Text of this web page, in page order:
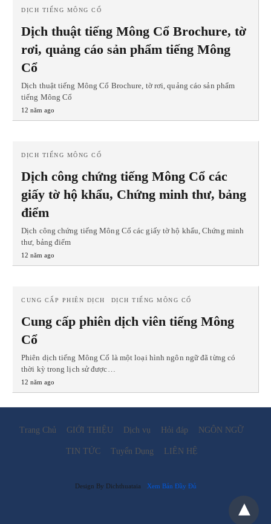
DỊCH TIẾNG MÔNG CỔ
Dịch thuật tiếng Mông Cổ Brochure, tờ
rơi, quảng cáo sản phẩm tiếng Mông
Cổ
Dịch thuật tiếng Mông Cổ Brochure, tờ rơi, quảng cáo sản phẩm
tiếng Mông Cổ
12 năm ago
DỊCH TIẾNG MÔNG CỔ
Dịch công chứng tiếng Mông Cổ các
giấy tờ hộ khẩu, Chứng minh thư, bảng
điểm
Dịch công chứng tiếng Mông Cổ các giấy tờ hộ khẩu, Chứng minh
thư, bảng điểm
12 năm ago
CUNG CẤP PHIÊN DỊCH DỊCH TIẾNG MÔNG CỔ
Cung cấp phiên dịch viên tiếng Mông
Cổ
Phiên dịch tiếng Mông Cổ là một loại hình ngôn ngữ đã từng có
thời kỳ trong lịch sử được…
12 năm ago
Trang Chủ GIỚI THIỆU Dịch vụ Hỏi đáp NGÔN NGỮ
TIN TỨC Tuyển Dụng LIÊN HỆ
Design By Dichthuataia Xem Bản Đầy Đủ